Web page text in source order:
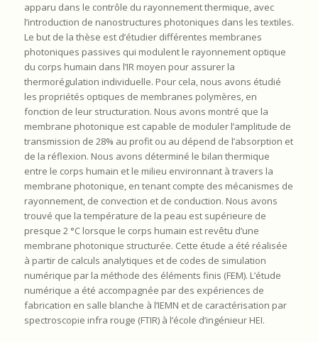
apparu dans le contrôle du rayonnement thermique, avec
l’introduction de nanostructures photoniques dans les textiles.
Le but de la thèse est d’étudier différentes membranes
photoniques passives qui modulent le rayonnement optique
du corps humain dans l’IR moyen pour assurer la
thermorégulation individuelle. Pour cela, nous avons étudié
les propriétés optiques de membranes polymères, en
fonction de leur structuration. Nous avons montré que la
membrane photonique est capable de moduler l’amplitude de
transmission de 28% au profit ou au dépend de l’absorption et
de la réflexion. Nous avons déterminé le bilan thermique
entre le corps humain et le milieu environnant à travers la
membrane photonique, en tenant compte des mécanismes de
rayonnement, de convection et de conduction. Nous avons
trouvé que la température de la peau est supérieure de
presque 2 °C lorsque le corps humain est revêtu d’une
membrane photonique structurée. Cette étude a été réalisée
à partir de calculs analytiques et de codes de simulation
numérique par la méthode des éléments finis (FEM). L’étude
numérique a été accompagnée par des expériences de
fabrication en salle blanche à l’IEMN et de caractérisation par
spectroscopie infra rouge (FTIR) à l’école d’ingénieur HEI.